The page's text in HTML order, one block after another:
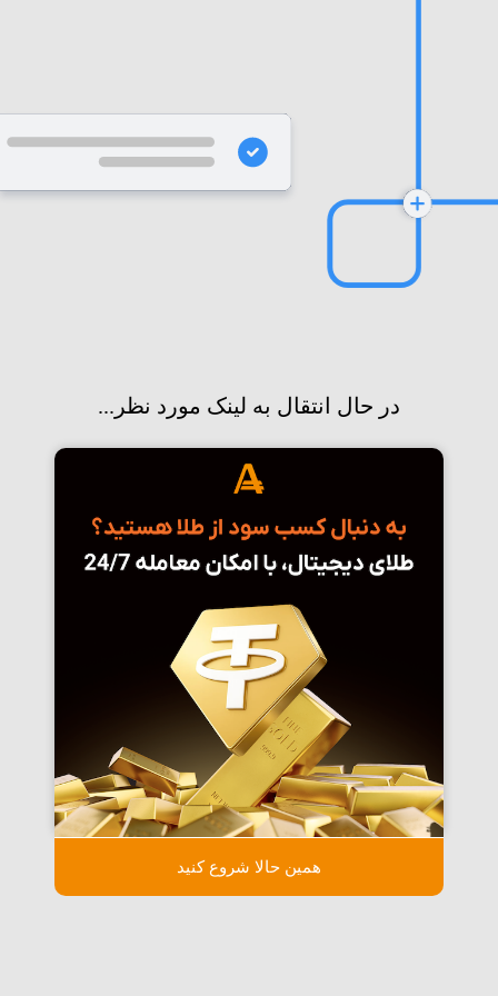
در حال انتقال به لینک مورد نظر...
همین حالا شروع کنید